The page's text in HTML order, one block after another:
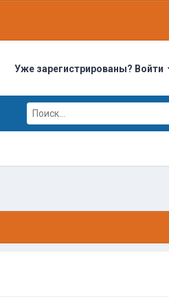
Уже зарегистрированы? Войти